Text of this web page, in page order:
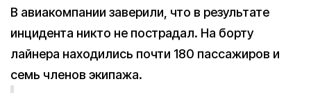
В авиакомпании заверили, что в результате
инцидента никто не пострадал. На борту
лайнера находились почти 180 пассажиров и
семь членов экипажа.